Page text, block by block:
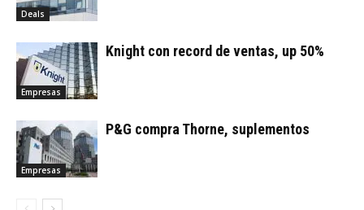
Deals
Empresas
Knight con record de ventas, up 50%
Empresas
P&G compra Thorne, suplementos